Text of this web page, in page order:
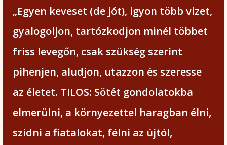
„Egyen keveset (de jót), igyon több vizet,
gyalogoljon, tartózkodjon minél többet
friss levegőn, csak szükség szerint
pihenjen, aludjon, utazzon és szeresse
az életet. TILOS: Sötét gondolatokba
elmerülni, a környezettel haragban élni,
szidni a fiatalokat, félni az újtól,